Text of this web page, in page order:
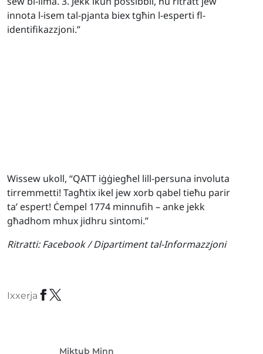
innota l-isem tal-pjanta biex tgħin l-esperti fl-
identifikazzjoni.”
Wissew ukoll, “QATT iġġiegħel lill-persuna involuta
tirremmetti! Tagħtix ikel jew xorb qabel tieħu parir
ta’ espert! Ċempel 1774 minnufih – anke jekk
għadhom mhux jidhru sintomi.”
Ritratti: Facebook / Dipartiment tal-Informazzjoni
Ixxerja
Miktub Minn